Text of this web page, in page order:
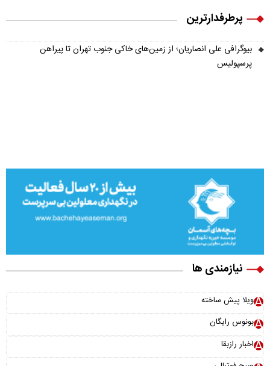
پرطرفدارترین
بیوگرافی علی انصاریان؛ از زمین‌های خاکی جنوب تهران تا پیراهن
پرسپولیس
نیازمندی ها
ویلا پیش ساخته
بونوس رایگان
اخبار رازبقا